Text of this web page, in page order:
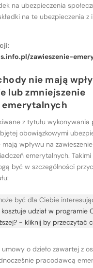
na ubezpieczenia
na te ubezpieczenia z
zawieszenie-
nie mają
lub zmniejszenie
z tytułu wykonywania
obowiązkowymi
mają wpływu na
emerytalnych. Takimi
być w szczególności
być dla Ciebie
udział w programie
- kliknij by przeczytać
o dzieło zawartej z
pracodawcą